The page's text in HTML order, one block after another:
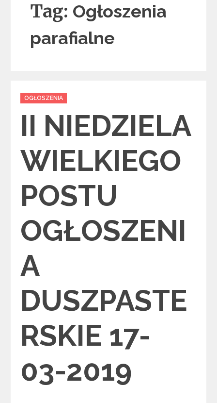
Tag: Ogłoszenia
parafialne
Categories
OGŁOSZENIA
II NIEDZIELA
WIELKIEGO
POSTU
OGŁOSZENI
A
DUSZPASTE
RSKIE 17-
03-2019